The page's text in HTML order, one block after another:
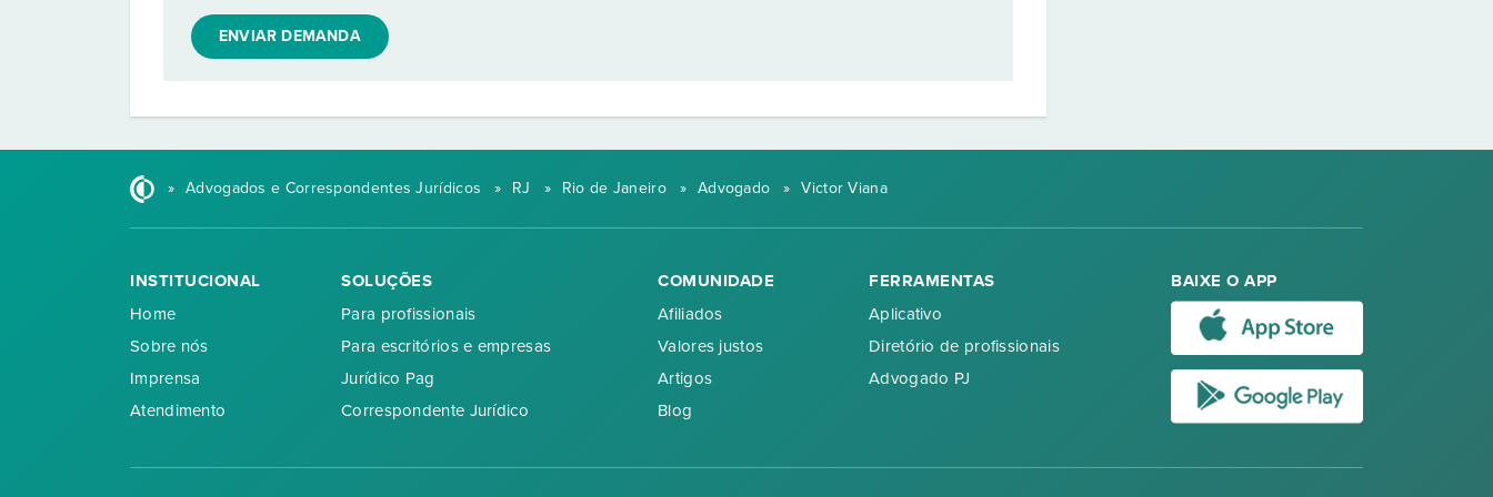
ENVIAR DEMANDA
» Advogados e Correspondentes Jurídicos » RJ » Rio de Janeiro » Advogado » Victor Viana
INSTITUCIONAL
Home
Sobre nós
Imprensa
Atendimento
SOLUÇÕES
Para profissionais
Para escritórios e empresas
Jurídico Pag
Correspondente Jurídico
COMUNIDADE
Afiliados
Valores justos
Artigos
Blog
FERRAMENTAS
Aplicativo
Diretório de profissionais
Advogado PJ
BAIXE O APP